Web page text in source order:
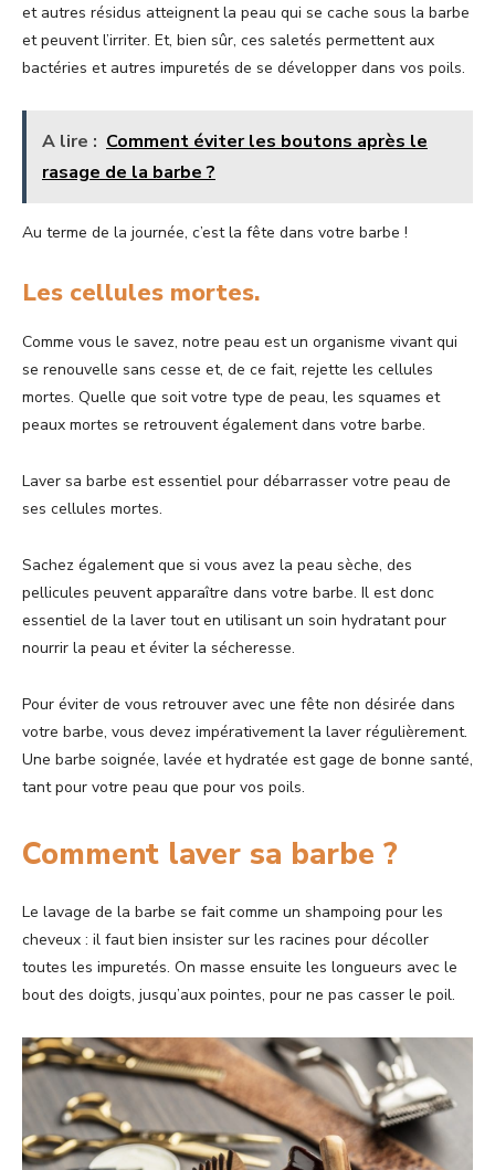
et autres résidus atteignent la peau qui se cache sous la barbe
et peuvent l’irriter. Et, bien sûr, ces saletés permettent aux
bactéries et autres impuretés de se développer dans vos poils.
A lire : Comment éviter les boutons après le
rasage de la barbe ?
Au terme de la journée, c’est la fête dans votre barbe !
Les cellules mortes.
Comme vous le savez, notre peau est un organisme vivant qui
se renouvelle sans cesse et, de ce fait, rejette les cellules
mortes. Quelle que soit votre type de peau, les squames et
peaux mortes se retrouvent également dans votre barbe.
Laver sa barbe est essentiel pour débarrasser votre peau de
ses cellules mortes.
Sachez également que si vous avez la peau sèche, des
pellicules peuvent apparaître dans votre barbe. Il est donc
essentiel de la laver tout en utilisant un soin hydratant pour
nourrir la peau et éviter la sécheresse.
Pour éviter de vous retrouver avec une fête non désirée dans
votre barbe, vous devez impérativement la laver régulièrement.
Une barbe soignée, lavée et hydratée est gage de bonne santé,
tant pour votre peau que pour vos poils.
Comment laver sa barbe ?
Le lavage de la barbe se fait comme un shampoing pour les
cheveux : il faut bien insister sur les racines pour décoller
toutes les impuretés. On masse ensuite les longueurs avec le
bout des doigts, jusqu’aux pointes, pour ne pas casser le poil.